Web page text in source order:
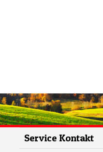
Service Kontakt